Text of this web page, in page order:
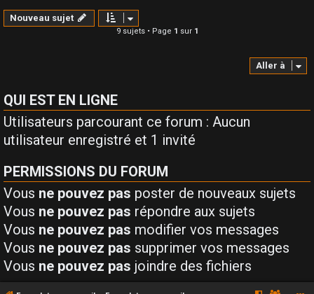
Nouveau sujet
9 sujets • Page 1 sur 1
Aller à
QUI EST EN LIGNE
Utilisateurs parcourant ce forum : Aucun
utilisateur enregistré et 1 invité
PERMISSIONS DU FORUM
Vous ne pouvez pas poster de nouveaux sujets
Vous ne pouvez pas répondre aux sujets
Vous ne pouvez pas modifier vos messages
Vous ne pouvez pas supprimer vos messages
Vous ne pouvez pas joindre des fichiers